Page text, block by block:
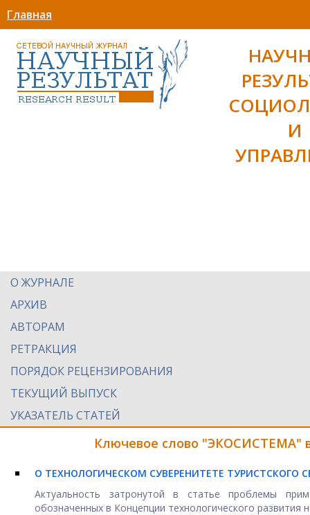
Главная
И
О ЖУРНАЛЕ
АРХИВ
АВТОРАМ
РЕТРАКЦИЯ
ПОРЯДОК РЕЦЕНЗИРОВАНИЯ
ТЕКУЩИЙ ВЫПУСК
УКАЗАТЕЛЬ СТАТЕЙ
Ключевое слово "ЭКОСИСТЕМА"
О ТЕХНОЛОГИЧЕСКОМ СУВЕРЕНИТЕТЕ ТУРИСТСКОГО
Актуальность затронутой в статье проблемы
обозначенных в Концепции технологического развития